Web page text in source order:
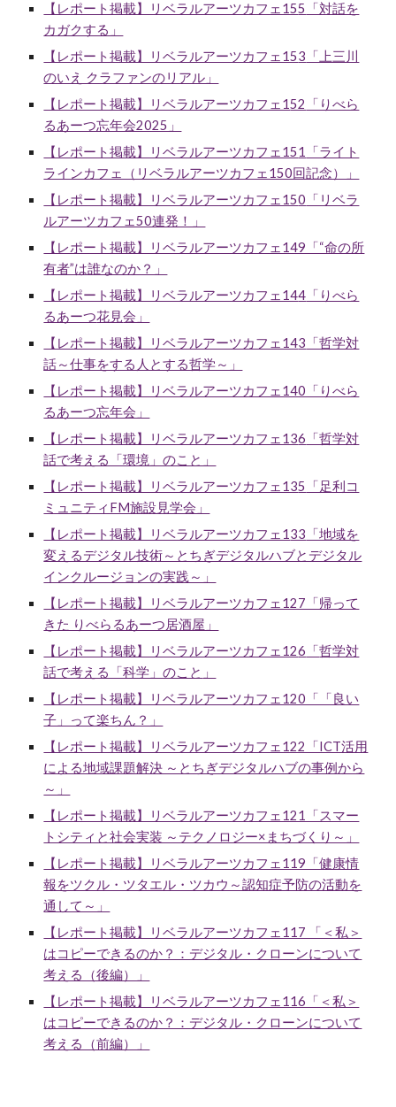
【レポート掲載】リベラルアーツカフェ155 「対話を
カガクする」
【レポート掲載】リベラルアーツカフェ153 「上三川
のいえ クラファンのリアル」
【レポート掲載】リベラルアーツカフェ152
「りべら
るあーつ忘年会2025」
【レポート掲載】リベラルアーツカフェ151
「ライト
ラインカフェ（リベラルアーツカフェ150回記念）」
【レポート掲載】リベラルアーツカフェ150 「リベラ
ルアーツカフェ50連発！」
【レポート掲載】リベラルアーツカフェ149「“命の所
有者”は誰なのか？」
【レポート掲載】リベラルアーツカフェ144 「りべら
るあーつ花見会」
【レポート掲載】リベラルアーツカフェ143 「哲学対
話～仕事をする⼈とする哲学～」
【レポート掲載】リベラルアーツカフェ140「りべら
るあーつ忘年会」
【レポート掲載】リベラルアーツカフェ136 「哲学対
話で考える「環境」のこと」
【レポート掲載】リベラルアーツカフェ135 「足利コ
ミュニティFM施設見学会」
【レポート掲載】リベラルアーツカフェ133 「地域を
変えるデジタル技術～とちぎデジタルハブとデジタル
インクルージョンの実践～」
【レポート掲載】リベラルアーツカフェ127「帰って
きた りべらるあーつ居酒屋」
【レポート掲載】リベラルアーツカフェ126 「哲学対
話で考える「科学」のこと 」
【レポート掲載】リベラルアーツカフェ120「「良い
子」って楽ちん？」
【レポート掲載】リベラルアーツカフェ122「ICT活用
による地域課題解決 ～とちぎデジタルハブの事例から
～」
【レポート掲載】リベラルアーツカフェ121「スマー
トシティと社会実装 ～テクノロジー×まちづくり～」
【レポート掲載】リベラルアーツカフェ119「健康情
報をツクル・ツタエル・ツカウ～認知症予防の活動を
通して～」
【レポート掲載】リベラルアーツカフェ117 「＜私＞
はコピーできるのか？：デジタル・クローンについて
考える（後編）」
【レポート掲載】リベラルアーツカフェ116「＜私＞
はコピーできるのか？：デジタル・クローンについて
考える（前編）」